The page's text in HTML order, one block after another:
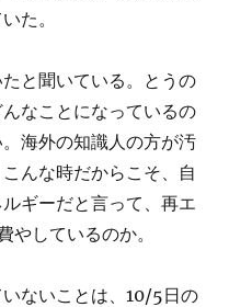
た。
と聞いている。とうの
なことになっているの
海外の知識人の方が汚
んな時だからこそ、自
ギーだと言って、再エ
やしているのか。
ないことは、10/5日の